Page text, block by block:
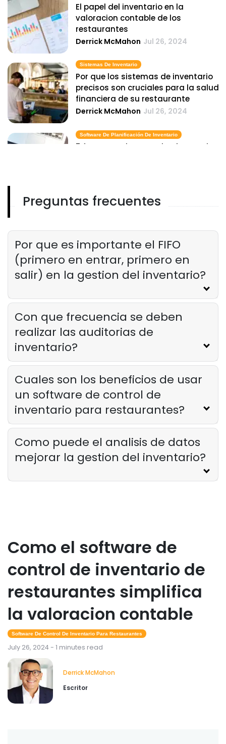
El papel del inventario en la
valoracion contable de los
restaurantes
Derrick McMahon Jul 26, 2024
Sistemas De Inventario
Por que los sistemas de inventario
precisos son cruciales para la salud
financiera de su restaurante
Derrick McMahon Jul 26, 2024
Software De Planificación De Inventario
5 formas en las que el software de
Software Para Gestionar El Inventario
restaurante
Derrick McMahon Jul 26, 2024
Preguntas frecuentes
Por que es importante el FIFO
(primero en entrar, primero en
salir) en la gestion del inventario?
Con que frecuencia se deben
realizar las auditorias de
inventario?
Cuales son los beneficios de usar
un software de control de
inventario para restaurantes?
Como puede el analisis de datos
mejorar la gestion del inventario?
Como el software de
control de inventario de
restaurantes simplifica
la valoracion contable
Software De Control De Inventario Para Restaurantes
July 26, 2024 - 1 minutes read
Derrick McMahon
Escritor